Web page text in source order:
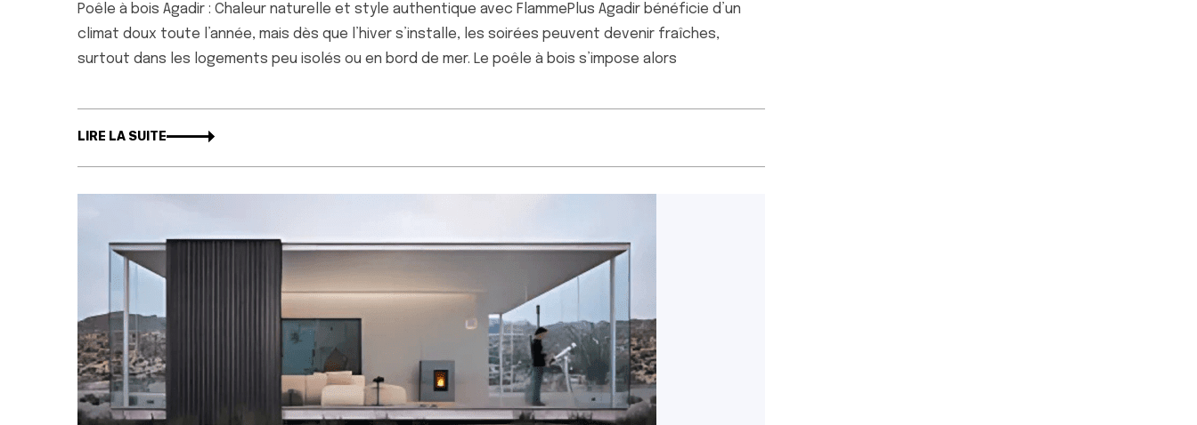
Poêle à bois Agadir : Chaleur naturelle et style authentique avec FlammePlus Agadir bénéficie d’un
climat doux toute l’année, mais dès que l’hiver s’installe, les soirées peuvent devenir fraîches,
surtout dans les logements peu isolés ou en bord de mer. Le poêle à bois s’impose alors
LIRE LA SUITE